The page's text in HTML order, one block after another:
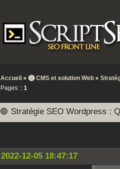
Accueil » ⓿ CMS et solution Web »
Pages :: 1
🟣 Stratégie SEO Wordpress :
2022-12-05 18:47:17